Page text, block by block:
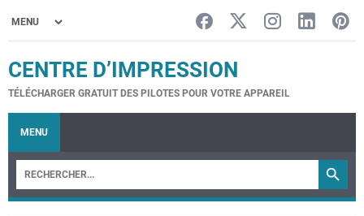
CENTRE D’IMPRESSION
TÉLÉCHARGER GRATUIT DES PILOTES POUR VOTRE APPAREIL
MENU